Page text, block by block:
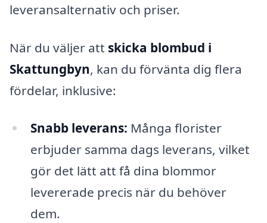
leveransalternativ och priser.
När du väljer att skicka blombud i
Skattungbyn, kan du förvänta dig flera
fördelar, inklusive:
Snabb leverans: Många florister
erbjuder samma dags leverans, vilket
gör det lätt att få dina blommor
levererade precis när du behöver
dem.